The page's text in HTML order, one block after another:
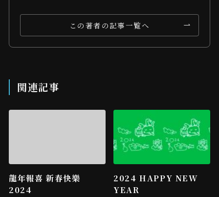
この著者の記事一覧へ
関連記事
龍年報喜 新春快樂
2024
2024 HAPPY NEW
YEAR